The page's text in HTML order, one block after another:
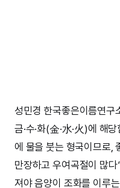
성민경 한국좋은이름연구
금·수·화(金·水·火)에 해
에 물을 붓는 형국이므로,
만장하고 우여곡절이 많
져야 음양이 조화를 이루